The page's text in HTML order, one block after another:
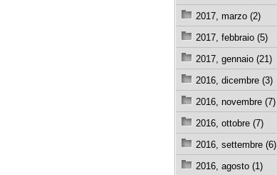
2017, marzo (2)
2017, febbraio (5)
2017, gennaio (21)
2016, dicembre (3)
2016, novembre (7)
2016, ottobre (7)
2016, settembre (6)
2016, agosto (1)